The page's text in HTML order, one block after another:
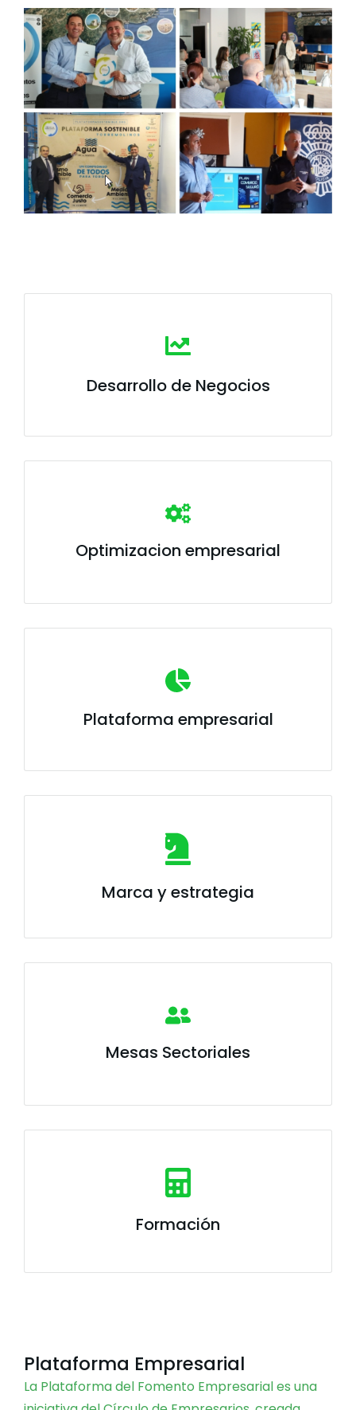
Desarrollo de Negocios
Optimizacion empresarial
Plataforma empresarial
Marca y estrategia
Mesas Sectoriales
Formación
Plataforma Empresarial
La Plataforma del Fomento Empresarial es una